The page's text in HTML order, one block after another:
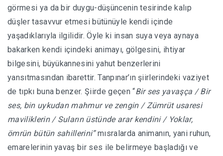
görmesi ya da bir duygu-düşüncenin tesirinde kalıp
düşler tasavvur etmesi bütünüyle kendi içinde
yaşadıklarıyla ilgilidir. Öyle ki insan suya veya aynaya
bakarken kendi içindeki animayı, gölgesini, ihtiyar
bilgesini, büyükannesini yahut benzerlerini
yansıtmasından ibarettir. Tanpınar’ın şiirlerindeki vaziyet
de tıpkı buna benzer. Şiirde geçen “Bir ses yavaşça / Bir
ses, bin uykudan mahmur ve zengin / Zümrüt usaresi
maviliklerin / Suların üstünde arar kendini / Yoklar,
ömrün bütün sahillerini”mısralarda animanın, yani ruhun,
emarelerinin yavaş bir ses ile belirmeye başladığı ve